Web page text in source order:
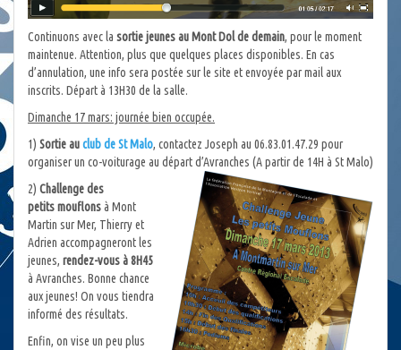
Continuons avec la sortie jeunes au Mont Dol de demain, pour le moment
maintenue. Attention, plus que quelques places disponibles. En cas
d’annulation, une info sera postée sur le site et envoyée par mail aux
inscrits. Départ à 13H30 de la salle.
Dimanche 17 mars: journée bien occupée.
1) Sortie auclub de St Malo, contactez Joseph au 06.83.01.47.29 pour
organiser un co-voiturage au départ d’Avranches (A partir de 14H à St Malo)
2) Challenge des
petits mouflonsà Mont
Martin sur Mer, Thierry et
Adrien accompagneront les
jeunes, rendez-vous à 8H45
à Avranches. Bonne chance
aux jeunes! On vous tiendra
informé des résultats.
Enfin, on vise un peu plus